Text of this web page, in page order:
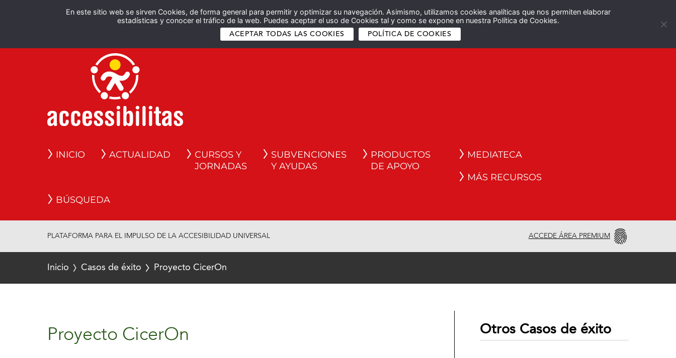
En este sitio web se sirven Cookies, de forma general para permitir y optimizar su navegación. Asimismo, utilizamos cookies analíticas que nos permiten elaborar
estadísticas y conocer el tráfico de la web. Puedes aceptar el uso de Cookies tal y como se expone en nuestra Política de Cookies.
ACEPTAR TODAS LAS COOKIES POLÍTICA DE COOKIES
Español English
INICIO ACTUALIDAD
CURSOS Y
JORNADAS
SUBVENCIONES
Y AYUDAS
PRODUCTOS
DE APOYO
MEDIATECA
MÁS RECURSOS
BÚSQUEDA
PLATAFORMA PARA EL IMPULSO DE LA ACCESIBILIDAD UNIVERSAL ACCEDE ÁREA PREMIUM
Inicio Casos de éxito Proyecto CicerOn
Proyecto CicerOn Otros Casos de éxito